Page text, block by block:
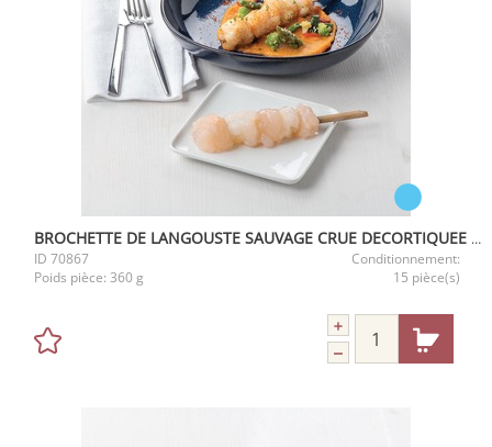
BROCHETTE DE LANGOUSTE SAUVAGE CRUE DECORTIQUEE 6X60G
ID 70867
Conditionnement:
Poids pièce: 360 g 15 pièce(s)